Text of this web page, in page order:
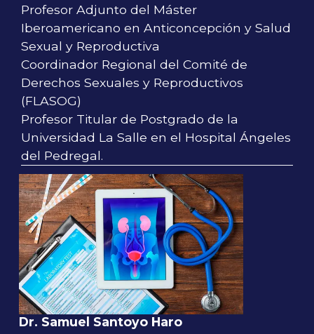
Profesor Adjunto del Máster
Iberoamericano en Anticoncepción y Salud
Sexual y Reproductiva
Coordinador Regional del Comité de
Derechos Sexuales y Reproductivos
(FLASOG)
Profesor Titular de Postgrado de la
Universidad La Salle en el Hospital Ángeles
del Pedregal.
Dr. Samuel Santoyo Haro